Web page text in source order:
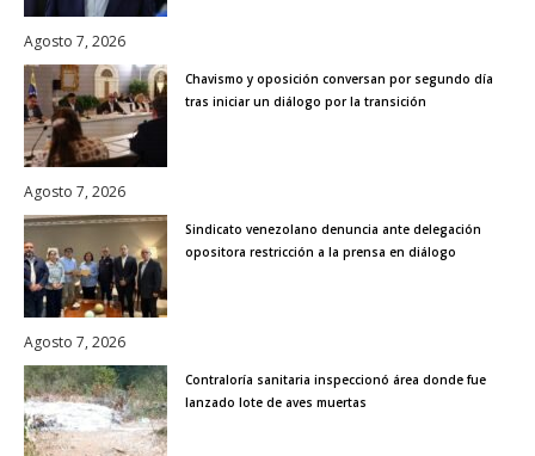
Agosto 7, 2026
Chavismo y oposición conversan por segundo día
tras iniciar un diálogo por la transición
Agosto 7, 2026
Sindicato venezolano denuncia ante delegación
opositora restricción a la prensa en diálogo
Agosto 7, 2026
Contraloría sanitaria inspeccionó área donde fue
lanzado lote de aves muertas